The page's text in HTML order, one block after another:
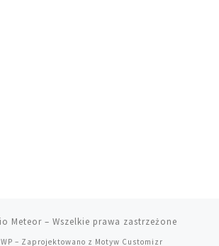
Meteor– Wszelkie prawa zastrzeżone
WP – Zaprojektowano z Motyw Customizr